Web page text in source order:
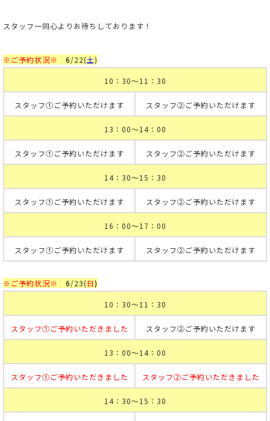
スタッフ一同心よりお待ちしております！
※ご予約状況※ 6/22(土)
10：30～11：30
スタッフ①ご予約いただけます スタッフ②ご予約いただけます
13：00～14：00
スタッフ①ご予約いただけます スタッフ②ご予約いただけます
14：30～15：30
スタッフ①ご予約いただけます スタッフ②ご予約いただけます
16：00～17：00
スタッフ①ご予約いただけます スタッフ②ご予約いただけます
※ご予約状況※ 6/23(日)
10：30～11：30
スタッフ①ご予約いただきました スタッフ②ご予約いただけます
13：00～14：00
スタッフ①ご予約いただきました スタッフ②ご予約いただきました
14：30～15：30